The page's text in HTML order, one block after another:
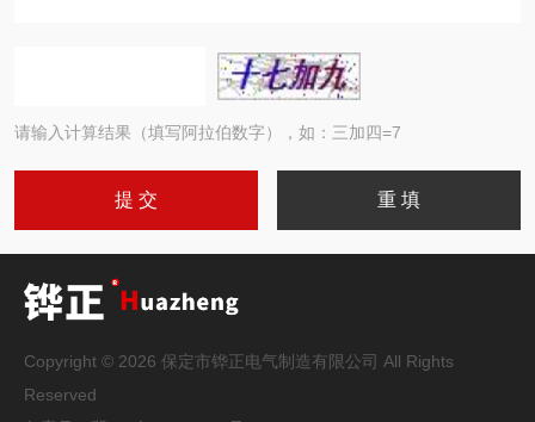
请输入计算结果（填写阿拉伯数字），如：三加四=7
Copyright © 2026 保定市铧正电气制造有限公司 All Rights
Reserved